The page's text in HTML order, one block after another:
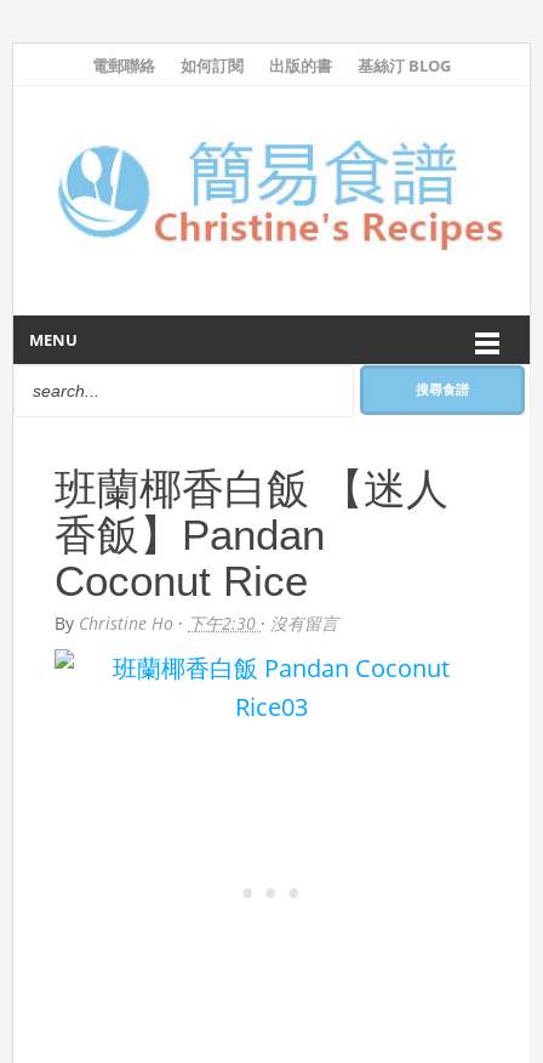
電郵聯絡 如何訂閱 出版的書 基絲汀 BLOG
MENU
搜尋食譜
班蘭椰香白飯 【迷人
香飯】Pandan
Coconut Rice
By Christine Ho · 下午2:30 · 沒有留言